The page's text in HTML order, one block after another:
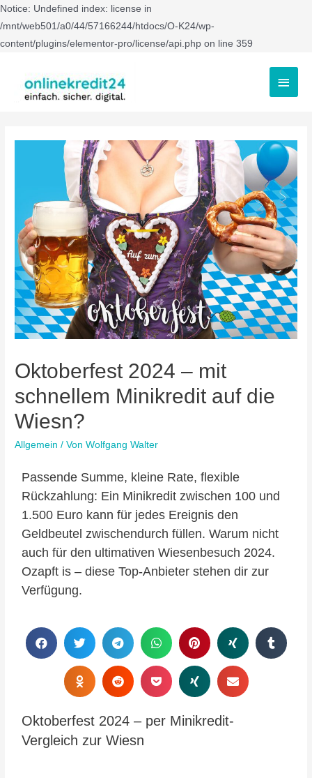
Notice: Undefined index: license in
/mnt/web501/a0/44/57166244/htdocs/O-K24/wp-
content/plugins/elementor-pro/license/api.php on line 359
Oktoberfest 2024 – mit
schnellem Minikredit auf die
Wiesn?
Allgemein / VonWolfgang Walter
Passende Summe, kleine Rate, flexible
Rückzahlung: Ein Minikredit zwischen 100 und
1.500 Euro kann für jedes Ereignis den
Geldbeutel zwischendurch füllen. Warum nicht
auch für den ultimativen Wiesenbesuch 2024.
Ozapft is – diese Top-Anbieter stehen dir zur
Verfügung.
Oktoberfest 2024 – per Minikredit-
Vergleich zur Wiesn